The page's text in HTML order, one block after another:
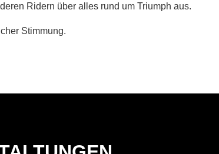
Ridern über alles rund um Triumph aus.
Stimmung.